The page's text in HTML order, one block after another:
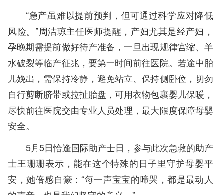
“急产虽难以提前预判，但可通过科学应对降低
风险。”周洁琼主任医师提醒，产妇尤其是经产妇，
孕晚期需提前做好待产准备，一旦出现规律宫缩、羊
水破裂等临产征兆，要第一时间前往医院。若途中胎
儿娩出，需保持冷静，避免站立、保持侧卧位，切勿
自行剪断脐带或拉扯胎盘，可用衣物包裹婴儿保暖，
尽快前往医院交由专业人员处理，最大限度保障母婴
安全。
5月5日恰逢国际助产士日，参与此次急救的助产
士王珊珊表示，能在这个特殊的日子里守护母婴平
安，她倍感自豪：“每一声宝宝的啼哭，都是最动人